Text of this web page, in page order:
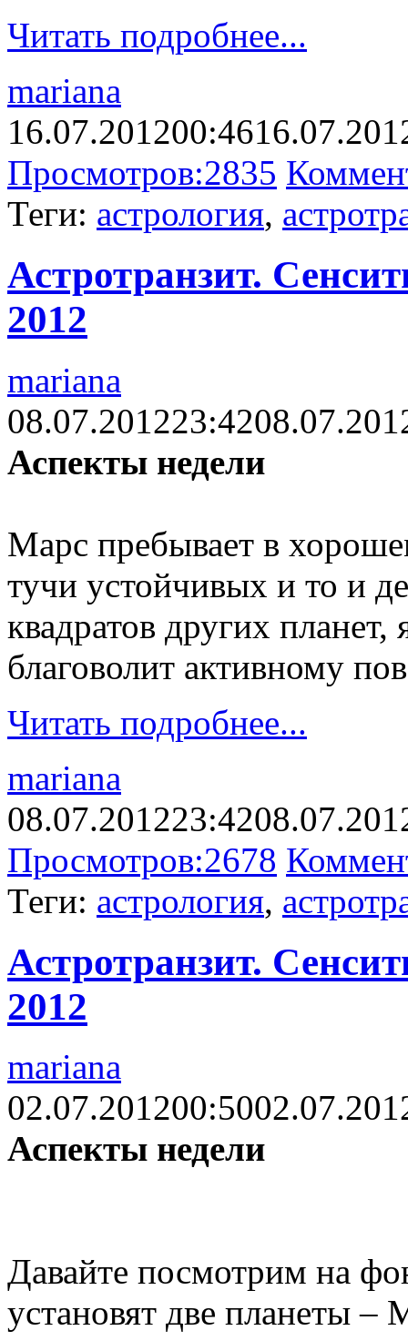
Читать подробнее...
mariana
16.07.201200:46
Просмотров:2835
Теги: астрология,
Астротранзит.
2012
mariana
08.07.201223:42
Аспекты недели
Марс пребывает в
тучи устойчивых и то и
квадратов других
благоволит активному
Читать подробнее...
mariana
08.07.201223:42
Просмотров:2678
Теги: астрология,
Астротранзит.
2012
mariana
02.07.201200:50
Аспекты недели
Давайте посмотрим на
установят две планеты